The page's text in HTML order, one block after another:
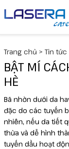
Trang chủ > Tin tức
BẬT MÍ
HÈ
Bã nhờn dưới da
đặc do các tuyến
nhiên, nếu da tiết
thừa và dễ hình
tuyến dầu hoạt
Deuxclair
Fotona
Liftera V
Liftera A
Dược mỹ phẩm
Skinuva
Senté
Collagen